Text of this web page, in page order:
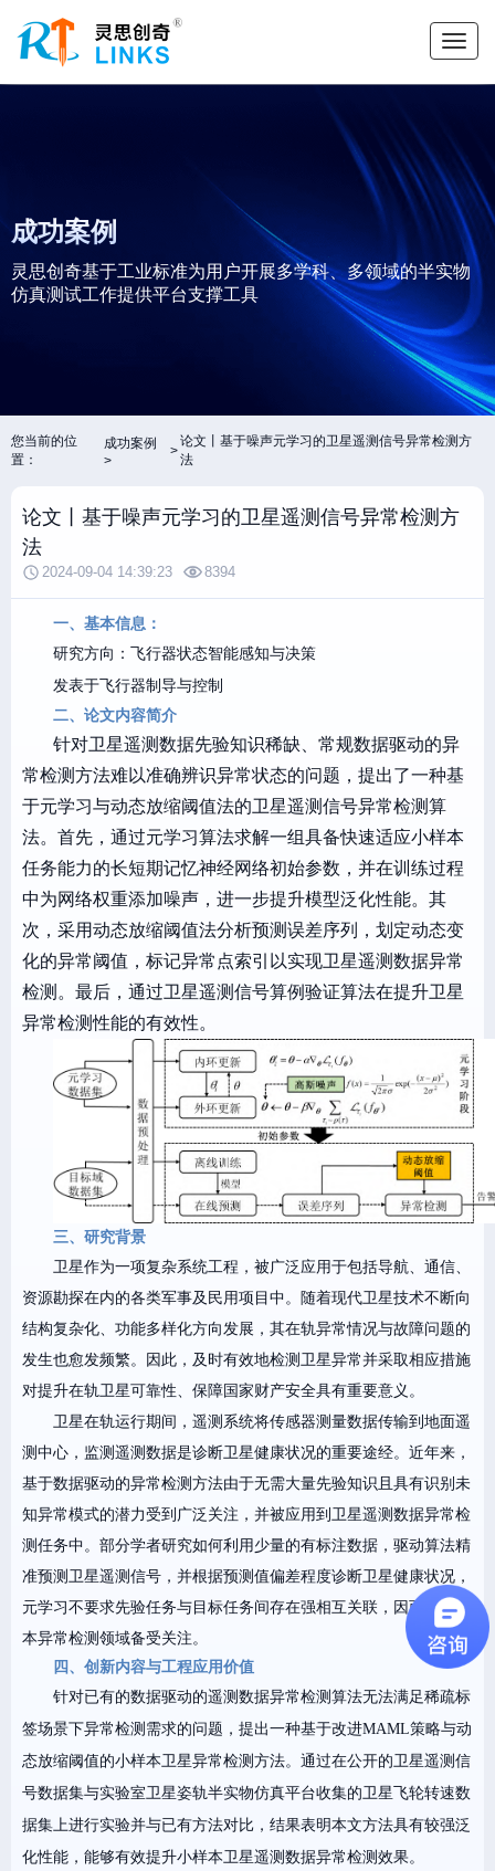
成功案例
灵思创奇基于工业标准为用户开展多学科、多领域的半实物
仿真测试工作提供平台支撑工具
您当前的位
置：
成功案例
论文丨基于噪声元学习的卫星遥测信号异常检测方
法
论文丨基于噪声元学习的卫星遥测信号异常检测方
法
2024-09-04 14:39:23 8394
一、基本信息：
研究方向：飞行器状态智能感知与决策
发表于飞行器制导与控制
二、论文内容简介
针对卫星遥测数据先验知识稀缺、常规数据驱动的异
常检测方法难以准确辨识异常状态的问题，提出了一种基
于元学习与动态放缩阈值法的卫星遥测信号异常检测算
法。首先，通过元学习算法求解一组具备快速适应小样本
任务能力的长短期记忆神经网络初始参数，并在训练过程
中为网络权重添加噪声，进一步提升模型泛化性能。其
次，采用动态放缩阈值法分析预测误差序列，划定动态变
化的异常阈值，标记异常点索引以实现卫星遥测数据异常
检测。最后，通过卫星遥测信号算例验证算法在提升卫星
异常检测性能的有效性。
三、研究背景
卫星作为一项复杂系统工程，被广泛应用于包括导航、通信、
资源勘探在内的各类军事及民用项目中。随着现代卫星技术不断向
结构复杂化、功能多样化方向发展，其在轨异常情况与故障问题的
发生也愈发频繁。因此，及时有效地检测卫星异常并采取相应措施
对提升在轨卫星可靠性、保障国家财产安全具有重要意义。
卫星在轨运行期间，遥测系统将传感器测量数据传输到地面遥
测中心，监测遥测数据是诊断卫星健康状况的重要途经。近年来，
基于数据驱动的异常检测方法由于无需大量先验知识且具有识别未
知异常模式的潜力受到广泛关注，并被应用到卫星遥测数据异常检
测任务中。部分学者研究如何利用少量的有标注数据，驱动算法精
准预测卫星遥测信号，并根据预测值偏差程度诊断卫星健康状况，
元学习不要求先验任务与目标任务间存在强相互关联，因而在小样
本异常检测领域备受关注。
四、创新内容与工程应用价值
针对已有的数据驱动的遥测数据异常检测算法无法满足稀疏标
签场景下异常检测需求的问题，提出一种基于改进MAML策略与动
态放缩阈值的小样本卫星异常检测方法。通过在公开的卫星遥测信
号数据集与实验室卫星姿轨半实物仿真平台收集的卫星飞轮转速数
据集上进行实验并与已有方法对比，结果表明本文方法具有较强泛
化性能，能够有效提升小样本卫星遥测数据异常检测效果。